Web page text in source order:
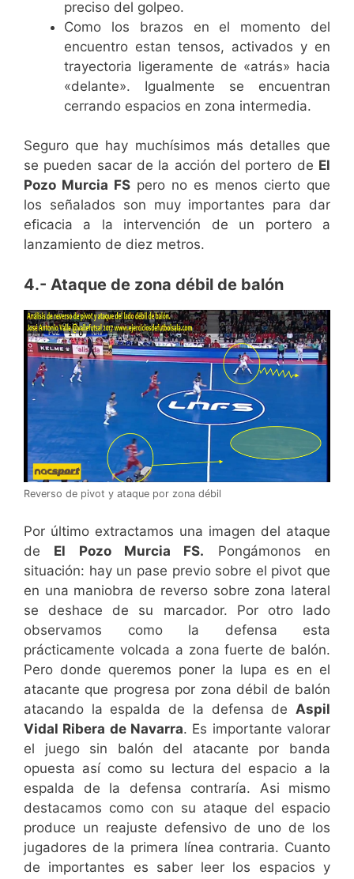
preciso del golpeo.
Como los brazos en el momento del
encuentro estan tensos, activados y en
trayectoria ligeramente de «atrás» hacia
«delante». Igualmente se encuentran
cerrando espacios en zona intermedia.
Seguro que hay muchísimos más detalles que
se pueden sacar de la acción del portero de El
Pozo Murcia FS pero no es menos cierto que
los señalados son muy importantes para dar
eficacia a la intervención de un portero a
lanzamiento de diez metros.
4.- Ataque de zona débil de balón
Reverso de pivot y ataque por zona débil
Por último extractamos una imagen del ataque
de El Pozo Murcia FS. Pongámonos en
situación: hay un pase previo sobre el pivot que
en una maniobra de reverso sobre zona lateral
se deshace de su marcador. Por otro lado
observamos como la defensa esta
prácticamente volcada a zona fuerte de balón.
Pero donde queremos poner la lupa es en el
atacante que progresa por zona débil de balón
atacando la espalda de la defensa de Aspil
Vidal Ribera de Navarra. Es importante valorar
el juego sin balón del atacante por banda
opuesta así como su lectura del espacio a la
espalda de la defensa contraría. Asi mismo
destacamos como con su ataque del espacio
produce un reajuste defensivo de uno de los
jugadores de la primera línea contraria. Cuanto
de importantes es saber leer los espacios y